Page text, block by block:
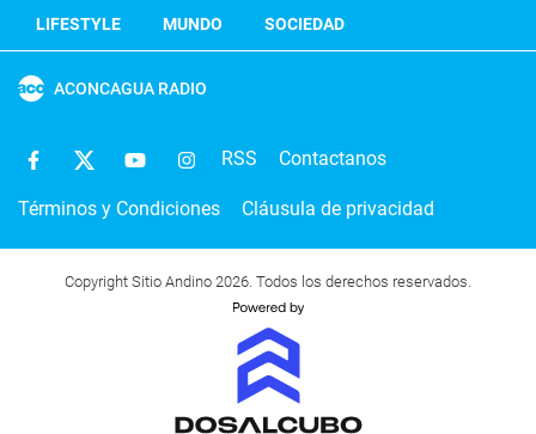
LIFESTYLE
MUNDO SOCIEDAD
ACONCAGUA RADIO
RSS Contactanos
Términos y Condiciones Cláusula de privacidad
Copyright Sitio Andino 2026. Todos los derechos reservados.